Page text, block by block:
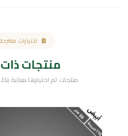
اختيارات
منتجات
منتجات تم اختيارها بعناية